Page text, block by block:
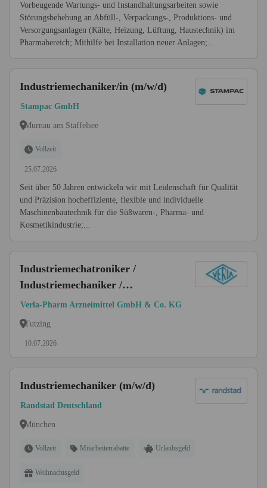
Vorbeugende Wartungs- und Instandhaltungsarbeiten sowie
Störungsbehebung an Abfüll-, Verpackungs-, Produktions- und
Versorgungsanlagen (Kälte, Heizung, Lüftung, Haustechnik) im
Pharmabereich; Mithilfe bei Installation neuer Anlagen;...
Industriemechaniker/in (m/w/d)
Stampac GmbH
Murnau am Staffelsee
Vollzeit
25.07.2026
Seit über 50 Jahren entwickeln wir mit Leidenschaft für Qualität
und Präzision hocheffiziente, flexible und individuelle
Maschinenbautechnik für die Süßwaren-, Pharma- und
Kosmetikindustrie;...
Industriemechatroniker /
Industriemechaniker /
Maschinenbauer /
Maschinenschlosser (m/w/d)
Verla-Pharm Arzneimittel GmbH & Co. KG
Tutzing
10.07.2026
Industriemechaniker (m/w/d)
Randstad Deutschland
München
Vollzeit Mitarbeiterrabatte Urlaubsgeld
Weihnachtsgeld